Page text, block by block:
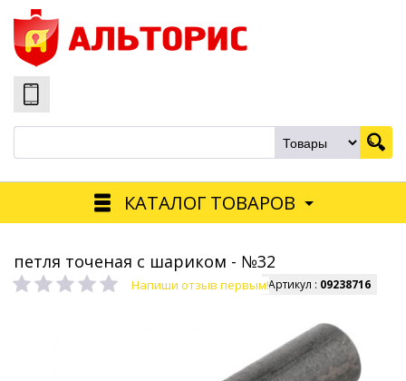
КАТАЛОГ ТОВАРОВ
петля точеная с шариком - №32
Напиши отзыв первым!Артикул : 09238716